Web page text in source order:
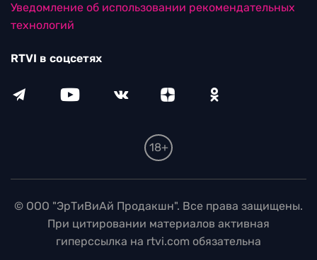
Уведомление об использовании рекомендательных
технологий
RTVI в соцсетях
18+
© ООО "ЭрТиВиАй Продакшн". Все права защищены.
При цитировании материалов активная
гиперссылка на rtvi.com обязательна